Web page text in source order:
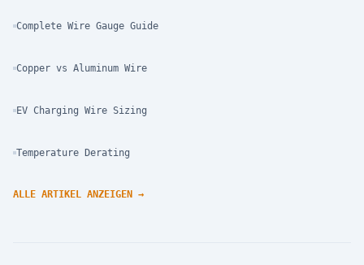
Complete Wire Gauge Guide
Copper vs Aluminum Wire
EV Charging Wire Sizing
Temperature Derating
ALLE ARTIKEL ANZEIGEN →